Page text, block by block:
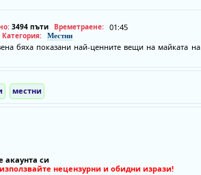
3494 пъти Времетраене: 01:45
Категория: Местни
бяха показани най-ценните вещи на майката на
местни
акаунта си
нецензурни и обидни изрази!